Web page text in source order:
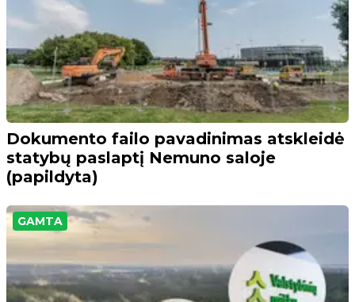
Dokumento failo pavadinimas atskleidė
statybų paslaptį Nemuno saloje
(papildyta)
GAMTA